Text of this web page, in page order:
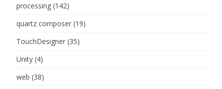
processing (142)
quartz composer (19)
TouchDesigner (35)
Unity (4)
web (38)